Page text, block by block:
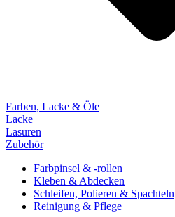
Farben, Lacke & Öle
Lacke
Lasuren
Zubehör
Farbpinsel & -rollen
Kleben & Abdecken
Schleifen, Polieren & Spachteln
Reinigung & Pflege